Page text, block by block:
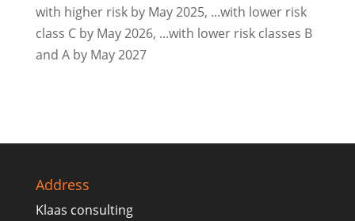
with higher risk by May 2025, ...with lower risk
class C by May 2026, ...with lower risk classes B
and A by May 2027
Address
Klaas consulting